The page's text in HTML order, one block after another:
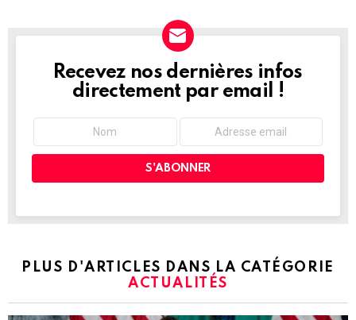
NEWSLETTER
Recevez nos dernières infos
directement par email !
PLUS D'ARTICLES DANS LA CATÉGORIE
ACTUALITÉS